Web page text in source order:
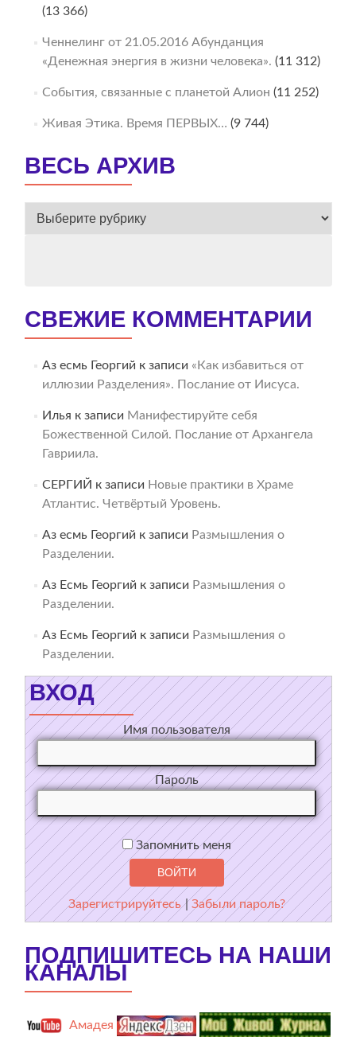
(13 366)
Ченнелинг от 21.05.2016 Абунданция
«Денежная энергия в жизни человека». (11 312)
События, связанные с планетой Алион (11 252)
Живая Этика. Время ПЕРВЫХ… (9 744)
ВЕСЬ АРХИВ
ВЕСЬ
СВЕЖИЕ КОММЕНТАРИИ
Аз есмь Георгий к записи «Как избавиться от
иллюзии Разделения». Послание от Иисуса.
Илья к записи Манифестируйте себя
Божественной Силой. Послание от Архангела
Гавриила.
СЕРГИЙ к записи Новые практики в Храме
Атлантис. Четвёртый Уровень.
Аз есмь Георгий к записи Размышления о
Разделении.
Аз Есмь Георгий к записи Размышления о
Разделении.
Аз Есмь Георгий к записи Размышления о
Разделении.
ВХОД
Имя пользователя
Пароль
Запомнить меня
Зарегистрируйтесь |Забыли пароль?
ПОДПИШИТЕСЬ НА НАШИ
КАНАЛЫ
Амадея